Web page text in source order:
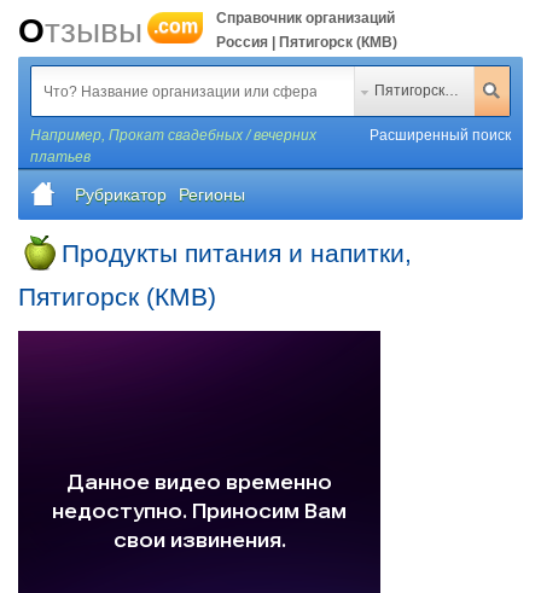
Отзывы .com
Справочник организаций
Россия | Пятигорск (КМВ)
Пятигорск (КМВ)
Например, Прокат свадебных / вечерних
платьев
Расширенный поиск
Рубрикатор Регионы
Продукты питания и напитки,
Пятигорск (КМВ)